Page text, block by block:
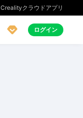
Crealityクラウドアプリ
 ログイン